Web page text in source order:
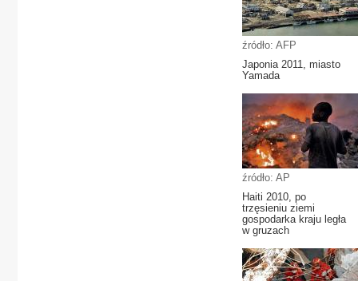
źródło: AFP
Japonia 2011, miasto
Yamada
źródło: AP
Haiti 2010, po
trzęsieniu ziemi
gospodarka kraju legła
w gruzach